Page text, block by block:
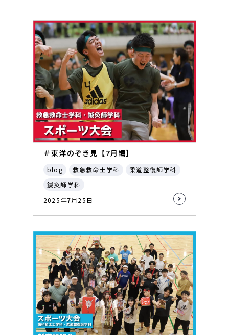
＃東洋のぞき見【7月編】
blog 救急救命士学科
柔道整復師学科
鍼灸師学科
2025年7月25日